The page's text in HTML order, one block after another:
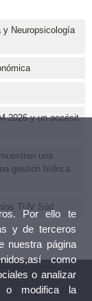
y Neuropsicología
2026 y un accésit
una
gestión hídrica
TUV Süd
Por ello te
y de terceros
nuestra página
como
o analizar
o modifica la